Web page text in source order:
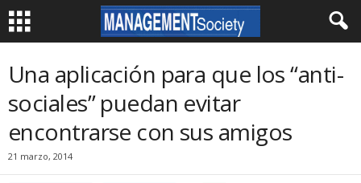
Una aplicación para que los “anti-
sociales” puedan evitar
encontrarse con sus amigos
21 marzo, 2014